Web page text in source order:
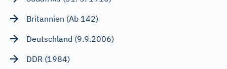
Britannien (Ab 142)
Deutschland (9.9.2006)
DDR (1984)